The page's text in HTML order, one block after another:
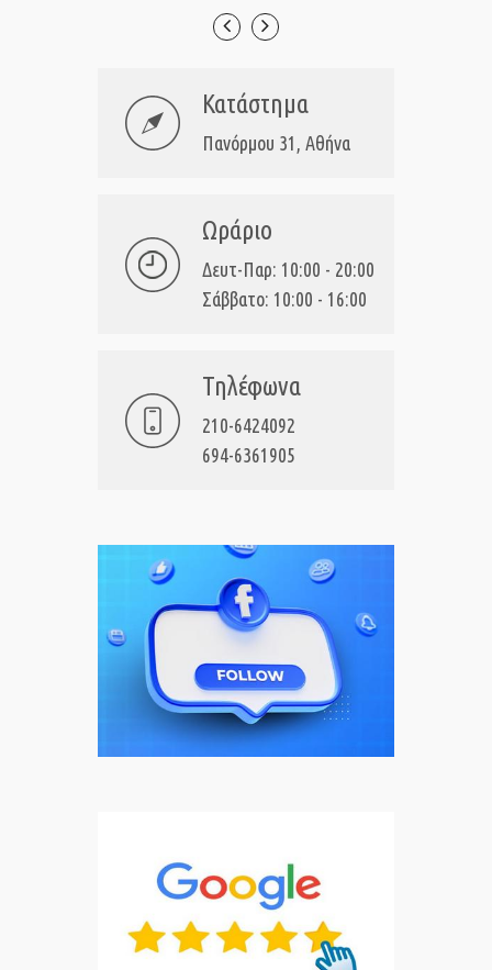
Κατάστημα
Πανόρμου 31, Αθήνα
Ωράριο
Δευτ-Παρ: 10:00 - 20:00
Σάββατο: 10:00 - 16:00
Τηλέφωνα
210-6424092
694-6361905